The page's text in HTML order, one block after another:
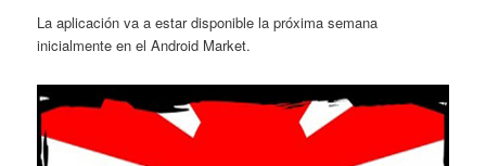
La aplicación va a estar disponible la próxima semana
inicialmente en el Android Market.